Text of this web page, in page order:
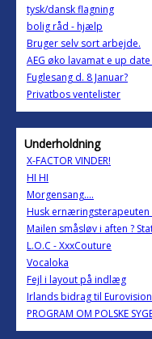
tysk/dansk flagning
bolig råd - hjælp
Bruger selv sort arbejde.
AEG øko lavamat e up
Fuglesang d. 8 Januar?
Privatbos ventelister
Underholdning
X-FACTOR VINDER!
HI HI
Morgensang....
Husk
Mailen småsløv i aften ?
L.O.C - XxxCouture
Vocaloka
Fejl i layout på indlæg
Irlands bidrag til
PROGRAM OM POLSKE